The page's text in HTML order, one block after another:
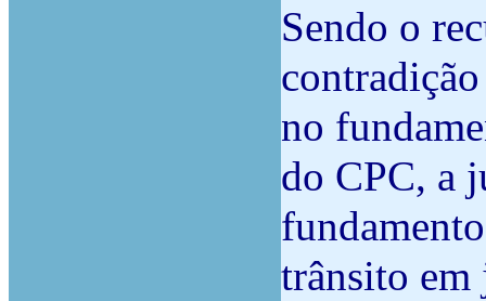
Sendo o
no
do CPC, a
trânsito em